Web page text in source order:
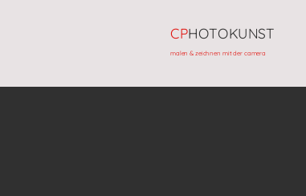
CPHOTOKUNST
malen & zeichnen mit der camera